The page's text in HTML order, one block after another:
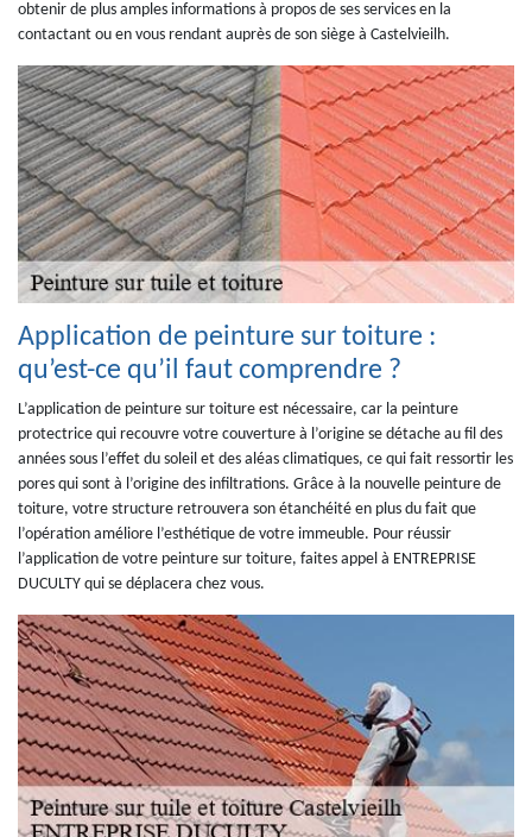
obtenir de plus amples informations à propos de ses services en la
contactant ou en vous rendant auprès de son siège à Castelvieilh.
Application de peinture sur toiture :
qu’est-ce qu’il faut comprendre ?
L’application de peinture sur toiture est nécessaire, car la peinture
protectrice qui recouvre votre couverture à l’origine se détache au fil des
années sous l’effet du soleil et des aléas climatiques, ce qui fait ressortir les
pores qui sont à l’origine des infiltrations. Grâce à la nouvelle peinture de
toiture, votre structure retrouvera son étanchéité en plus du fait que
l’opération améliore l’esthétique de votre immeuble. Pour réussir
l’application de votre peinture sur toiture, faites appel à ENTREPRISE
DUCULTY qui se déplacera chez vous.